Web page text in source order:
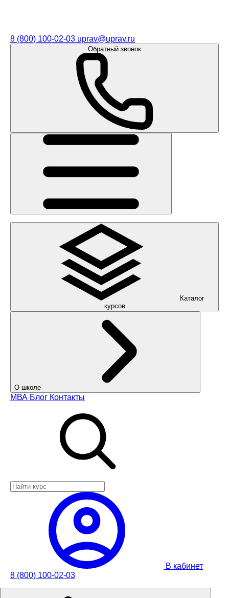
8 (800) 100-02-03 uprav@uprav.ru
Обратный звонок
Каталог
курсов
О школе
МВА Блог Контакты
В кабинет
8 (800) 100-02-03